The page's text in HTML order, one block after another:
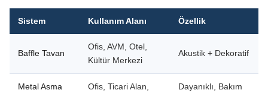
Sistem Kullanım Alanı Özellik
Baffle Tavan
Ofis, AVM, Otel,
Kültür Merkezi
Akustik + Dekoratif
Metal Asma
Ofis, Ticari Alan,
Dayanıklı, Bakım